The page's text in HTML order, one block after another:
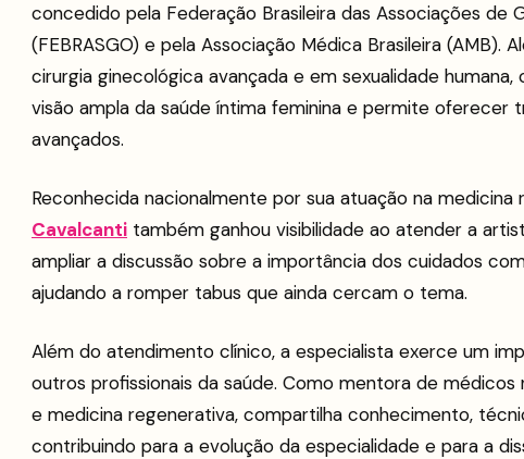
concedido pela Federação Brasileira das Associações de
(FEBRASGO) e pela Associação Médica Brasileira (AMB).
cirurgia ginecológica avançada e em sexualidade
visão ampla da saúde íntima feminina e permite oferecer
avançados.
Reconhecida nacionalmente por sua atuação na medicina
Cavalcanti também ganhou visibilidade ao atender a
ampliar a discussão sobre a importância dos cuidados
ajudando a romper tabus que ainda cercam o tema.
Além do atendimento clínico, a especialista exerce um
outros profissionais da saúde. Como mentora de médicos
e medicina regenerativa, compartilha conhecimento,
contribuindo para a evolução da especialidade e para a